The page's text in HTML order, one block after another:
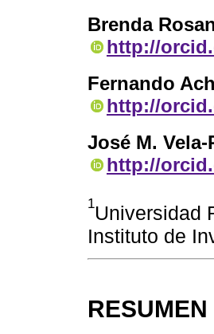
Brenda
http://
Fernando
http://
José M. Vela-
http://
1Universidad
Instituto de
RESUMEN